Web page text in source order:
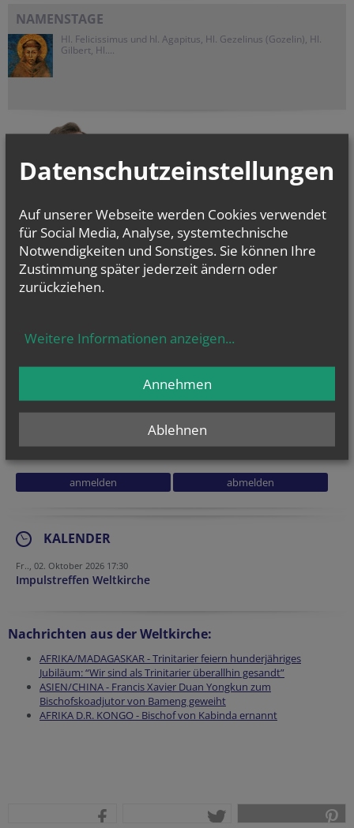
NAMENSTAGE
Hl. Felicissimus und hl. Agapitus, Hl. Gezelinus (Gozelin), Hl.
Gilbert, Hl....
ERZBISCHOF
GRÜNWIDL
Session ID
Reference
Fax
Website
URL
Homepage
NEWSLETTER
Ich stimme derDatenverarbeitungzu.*
Ich habe dieInformationen zum Datenschutzgelesen.*
KALENDER
Fr.., 02. Oktober 2026 17:30
Impulstreffen Weltkirche
Nachrichten aus der Weltkirche:
AFRIKA/MADAGASKAR - Trinitarier feiern hunderjähriges
Jubiläum: “Wir sind als Trinitarier überallhin gesandt”
ASIEN/CHINA - Francis Xavier Duan Yongkun zum
Bischofskoadjutor von Bameng geweiht
AFRIKA D.R. KONGO - Bischof von Kabinda ernannt
Datenschutzeinstellungen
Auf unserer Webseite werden Cookies verwendet
für Social Media, Analyse, systemtechnische
Notwendigkeiten und Sonstiges. Sie können Ihre
Zustimmung später jederzeit ändern oder
zurückziehen.
Weitere Informationen anzeigen...
Ablehnen
Annehmen